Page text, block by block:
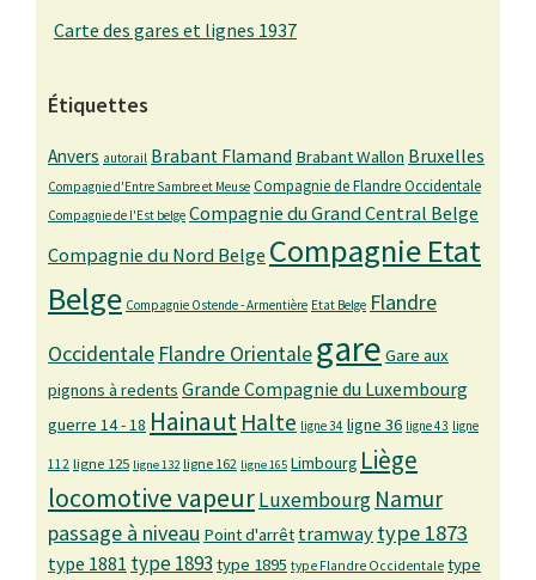
Carte des gares et lignes 1937
Étiquettes
Anvers autorail Brabant Flamand Brabant Wallon Bruxelles
Compagnie d'Entre Sambre et Meuse Compagnie de Flandre Occidentale
Compagnie de l'Est belge Compagnie du Grand Central Belge
Compagnie du Nord Belge Compagnie Etat
Belge Compagnie Ostende - Armentière Etat Belge Flandre
Occidentale Flandre Orientalegare Gare aux
pignons à redents Grande Compagnie du Luxembourg
guerre 14 - 18 Hainaut Halte ligne 34 ligne 36 ligne 43 ligne
112 ligne 125 ligne 132 ligne 162 ligne 165 Limbourg Liège
locomotive vapeurLuxembourg Namur
passage à niveau Point d'arrêt tramway type 1873
type 1881 type 1893 type 1895 type Flandre Occidentale type